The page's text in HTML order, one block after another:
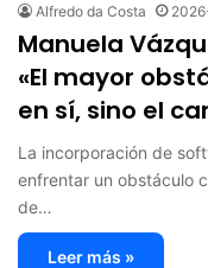
Alfredo da Costa
Manuela
«El mayor
en sí, sino el
La incorporación de
enfrentar un obstáculo
de…
Leer más »